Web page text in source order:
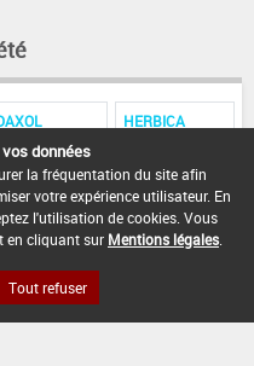
HERBICA
HERBICER SIMACER
vos données
la fréquentation du site afin
votre expérience utilisateur. En
l'utilisation de cookies. Vous
en cliquant sur Mentions légales
Tout refuser